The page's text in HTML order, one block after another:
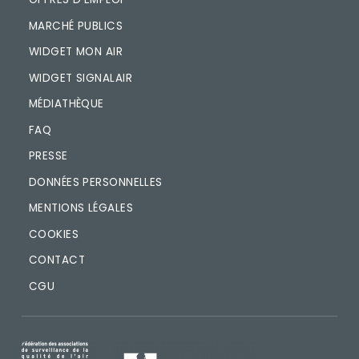
MARCHÉ PUBLICS
WIDGET MON AIR
WIDGET SIGNALAIR
MÉDIATHÈQUE
FAQ
PRESSE
DONNÉES PERSONNELLES
MENTIONS LÉGALES
COOKIES
CONTACT
CGU
IMAGE IMAGE